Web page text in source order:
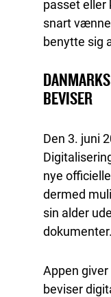
passet eller
snart
benytte sig
BEVISER
Den 3. juni
nye
dermed
sin alder
dokumenter.
Appen
beviser